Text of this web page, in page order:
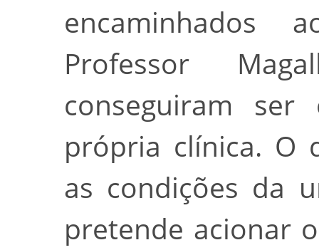
encaminhados
Professor
conseguiram ser
própria clínica. O
as condições da
pretende acionar